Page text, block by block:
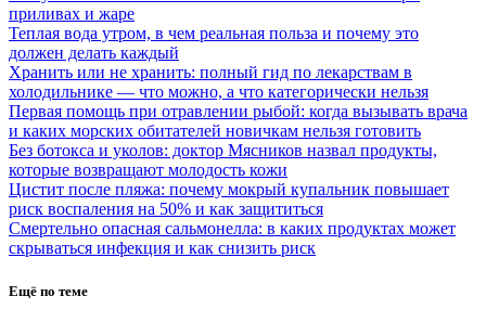
приливах и жаре
Теплая вода утром, в чем реальная польза и почему это
должен делать каждый
Хранить или не хранить: полный гид по лекарствам в
холодильнике — что можно, а что категорически нельзя
Первая помощь при отравлении рыбой: когда вызывать врача
и каких морских обитателей новичкам нельзя готовить
Без ботокса и уколов: доктор Мясников назвал продукты,
которые возвращают молодость кожи
Цистит после пляжа: почему мокрый купальник повышает
риск воспаления на 50% и как защититься
Смертельно опасная сальмонелла: в каких продуктах может
скрываться инфекция и как снизить риск
Ещё по теме